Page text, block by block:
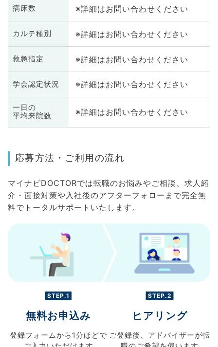
病床数 ※詳細はお問い合わせください
カルテ種別 ※詳細はお問い合わせください
救急指定 ※詳細はお問い合わせください
学会認定状況 ※詳細はお問い合わせください
一日の
平均来院数
※詳細はお問い合わせください
応募方法・ご利用の流れ
マイナビDOCTORでは転職のお悩みやご相談、求人紹
介・面接対策や入社後のアフターフォローまで完全無
料でトータルサポートいたします。
STEP.1
無料お申込み
登録フォームから 1分ほどで
STEP.2
ヒアリング
ご登録後、 アドバイザーが転